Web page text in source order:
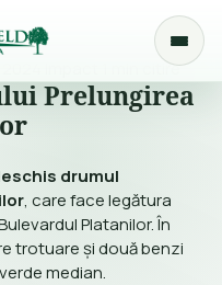
1 min citire
Prelungirea
drumul
, care face legătura
Platanilor. În
trotuare și două benzi
median.